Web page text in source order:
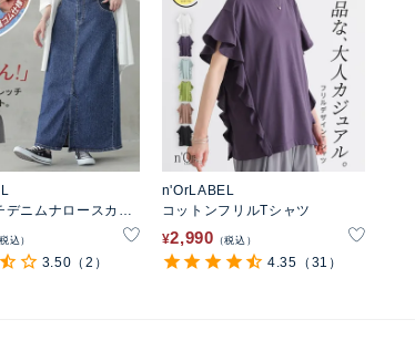
ニムナロースカー
込
3.50 （2）
n'OrLABEL
コットンフリルTシャツ
¥2,990 税込
4.35 （31）